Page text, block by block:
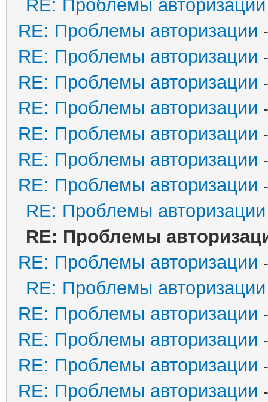
RE: Проблемы авторизации
RE: Проблемы авторизации
RE: Проблемы авторизации
RE: Проблемы авторизации
RE: Проблемы авторизации
RE: Проблемы авторизации
RE: Проблемы авторизации
RE: Проблемы авторизации
RE: Проблемы авторизации
RE: Проблемы
RE: Проблемы авторизации
RE: Проблемы авторизации
RE: Проблемы авторизации
RE: Проблемы авторизации
RE: Проблемы авторизации
RE: Проблемы авторизации